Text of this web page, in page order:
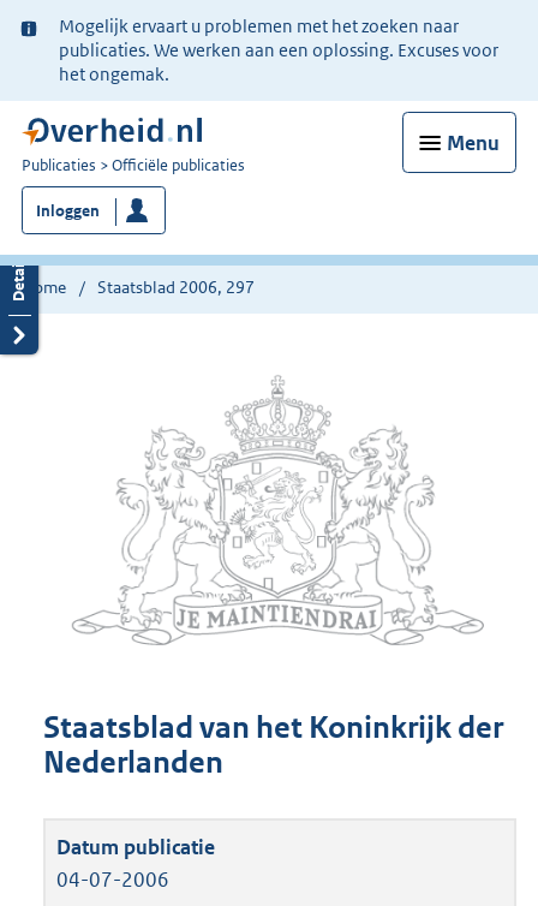
Ter
informatie:
Mogelijk ervaart u problemen met het zoeken naar
publicaties. We werken aan een oplossing. Excuses voor
het ongemak.
Menu
U
bent
nu
hier:
Publicaties Officiële publicaties
Inloggen
Home Staatsblad 2006, 297
Staatsblad van het Koninkrijk der
Nederlanden
04-07-2006